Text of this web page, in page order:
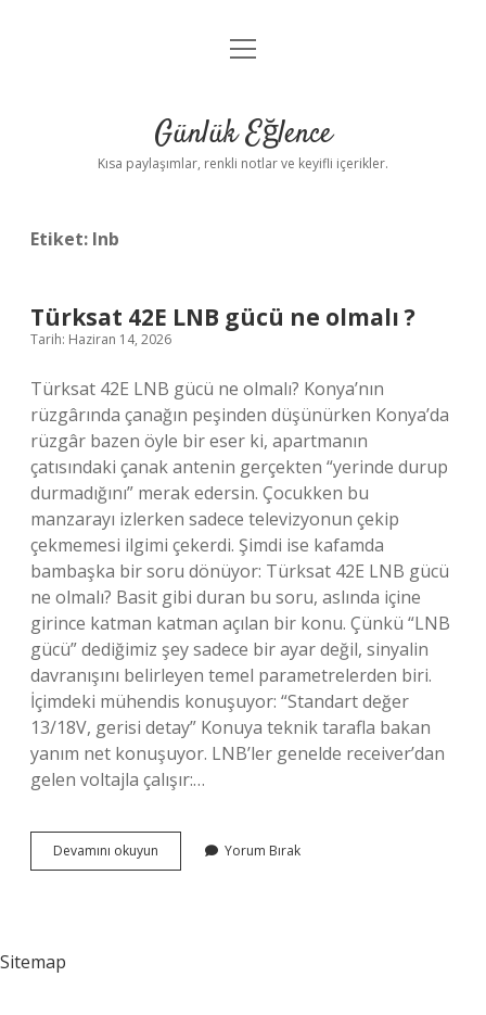
Anasayfa
Yasal Uyarı
menüyü
Günlük Eğlence
Kısa paylaşımlar, renkli notlar ve keyifli içerikler.
Etiket: lnb
Türksat 42E LNB gücü ne olmalı ?
Tarih: Haziran 14, 2026
Türksat 42E LNB gücü ne olmalı? Konya’nın
rüzgârında çanağın peşinden düşünürken Konya’da
rüzgâr bazen öyle bir eser ki, apartmanın
çatısındaki çanak antenin gerçekten “yerinde durup
durmadığını” merak edersin. Çocukken bu
manzarayı izlerken sadece televizyonun çekip
çekmemesi ilgimi çekerdi. Şimdi ise kafamda
bambaşka bir soru dönüyor: Türksat 42E LNB gücü
ne olmalı? Basit gibi duran bu soru, aslında içine
girince katman katman açılan bir konu. Çünkü “LNB
gücü” dediğimiz şey sadece bir ayar değil, sinyalin
davranışını belirleyen temel parametrelerden biri.
İçimdeki mühendis konuşuyor: “Standart değer
13/18V, gerisi detay” Konuya teknik tarafla bakan
yanım net konuşuyor. LNB’ler genelde receiver’dan
gelen voltajla çalışır:…
Devamını okuyun
42E
Yorum Bırak
Sitemap